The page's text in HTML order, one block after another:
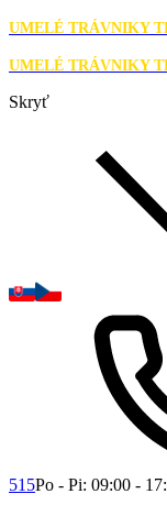
UMELÉ TRÁVNIKY
UMELÉ TRÁVNIKY
Skryť
515Po - Pi: 09:00 -